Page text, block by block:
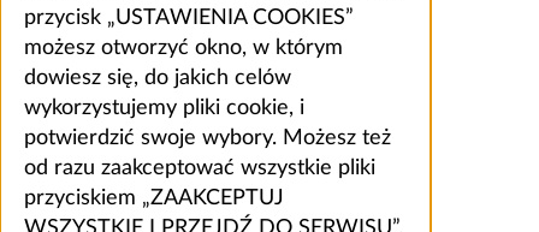
przycisk „USTAWIENIA COOKIES”
możesz otworzyć okno, w którym
dowiesz się, do jakich celów
wykorzystujemy pliki cookie, i
potwierdzić swoje wybory. Możesz też
od razu zaakceptować wszystkie pliki
przyciskiem „ZAAKCEPTUJ